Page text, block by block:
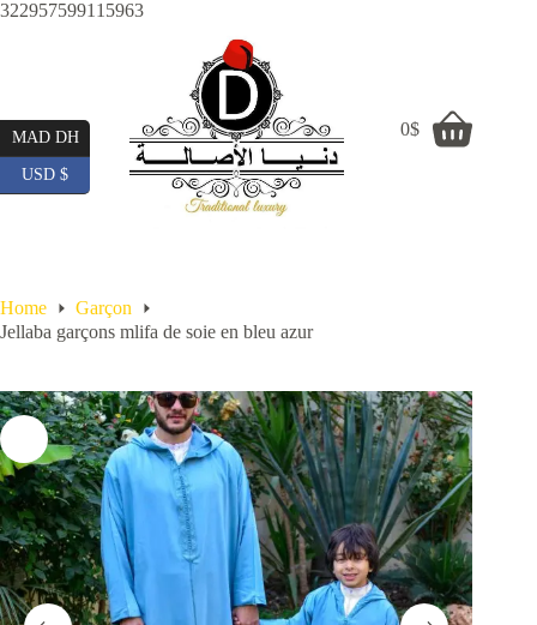
322957599115963Skip
Shopping
0$
Home
Garçon
Jellaba garçons mlifa de soie en bleu azur
MAD DH
USD $